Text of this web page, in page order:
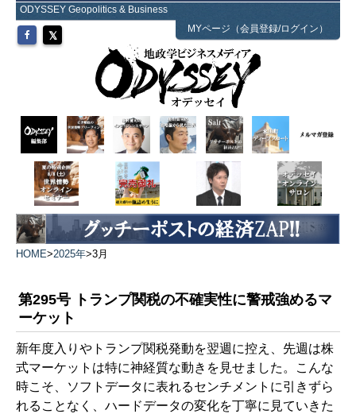
ODYSSEY Geopolitics & Business
MYページ（会員登録/ログイン）
HOME>2025年>3月
第295号 トランプ関税の不確実性に警戒強めるマ
ーケット
新年度入りやトランプ関税発動を翌週に控え、先週は株
式マーケットは特に神経質な動きを見せました。こんな
時こそ、ソフトデータに表れるセンチメントに引きずら
れることなく、ハードデータの変化を丁寧に見ていきた